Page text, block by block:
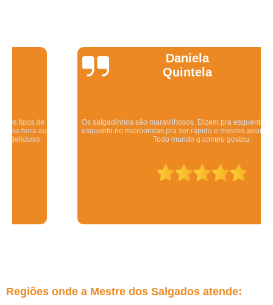
Daniela
Quintela
Os salgadinhos são maravilhosos. Dizem pra esquentar no forno mas eu
esquento no microondas pra ser rápido e mesmo assim ficam deliciosos.
Todo mundo q comeu gostou.
Regiões onde a Mestre dos Salgados atende: